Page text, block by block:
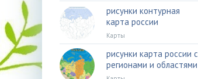
рисунки контурная
карта россии
Карты
рисунки карта россии с
регионами и областями